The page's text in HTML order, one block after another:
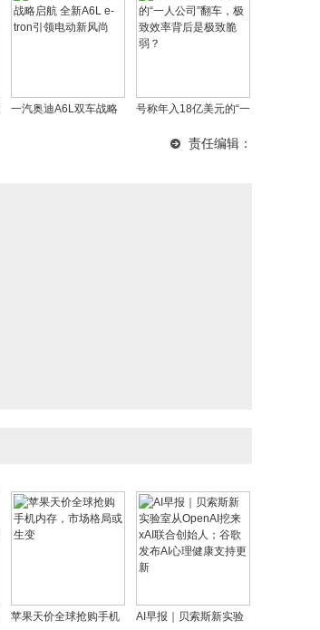
一汽奥迪A6L双车战略
号称年入18亿美元的“一
背后是极致脆弱？
责任编辑：
苹果天价全球抢购手机 AI早报｜贝索斯新实验